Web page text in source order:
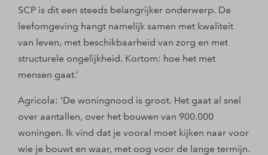
SCP is dit een steeds belangrijker onderwerp. De
leefomgeving hangt namelijk samen met kwaliteit
van leven, met beschikbaarheid van zorg en met
structurele ongelijkheid. Kortom: hoe het met
mensen gaat.’
Agricola: ‘De woningnood is groot. Het gaat al snel
over aantallen, over het bouwen van 900.000
woningen. Ik vind dat je vooral moet kijken naar voor
wie je bouwt en waar, met oog voor de lange termijn.